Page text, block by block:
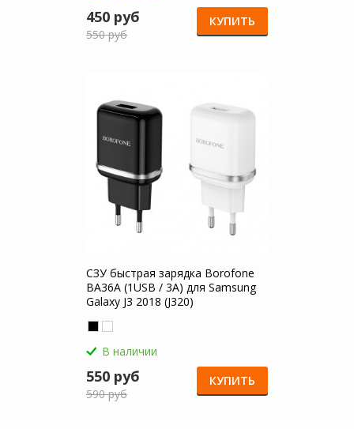
450 руб
550 руб
КУПИТЬ
СЗУ быстрая зарядка Borofone
BA36A (1USB / 3A) для Samsung
Galaxy J3 2018 (J320)
В наличии
550 руб
590 руб
КУПИТЬ